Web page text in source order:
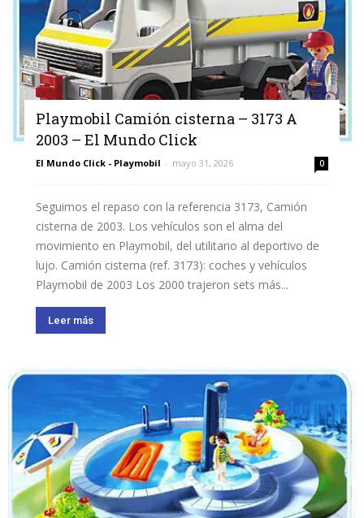
Playmobil Camión cisterna – 3173 A
2003 – El Mundo Click
El Mundo Click - Playmobil - mayo 31, 2026 0
Seguimos el repaso con la referencia 3173, Camión
cisterna de 2003. Los vehículos son el alma del
movimiento en Playmobil, del utilitario al deportivo de
lujo. Camión cisterna (ref. 3173): coches y vehículos
Playmobil de 2003 Los 2000 trajeron sets más...
Leer más